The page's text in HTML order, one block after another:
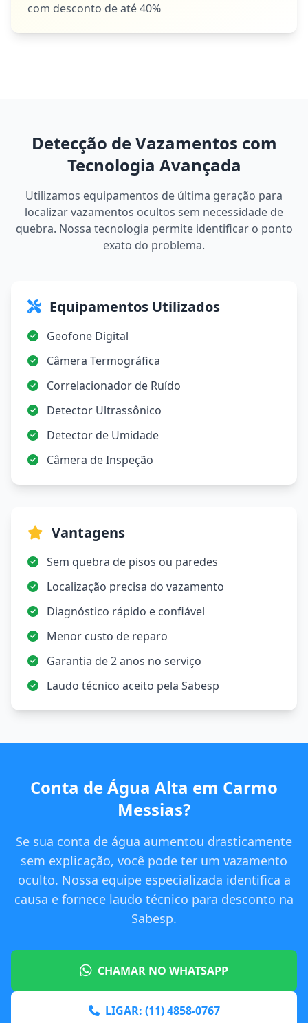
com desconto de até 40%
Detecção de Vazamentos com
Tecnologia Avançada
Utilizamos equipamentos de última geração para
localizar vazamentos ocultos sem necessidade de
quebra. Nossa tecnologia permite identificar o ponto
exato do problema.
Equipamentos Utilizados
Geofone Digital
Câmera Termográfica
Correlacionador de Ruído
Detector Ultrassônico
Detector de Umidade
Câmera de Inspeção
Vantagens
Sem quebra de pisos ou paredes
Localização precisa do vazamento
Diagnóstico rápido e confiável
Menor custo de reparo
Garantia de 2 anos no serviço
Laudo técnico aceito pela Sabesp
Conta de Água Alta em Carmo
Messias?
Se sua conta de água aumentou drasticamente
sem explicação, você pode ter um vazamento
oculto. Nossa equipe especializada identifica a
causa e fornece laudo técnico para desconto na
Sabesp.
CHAMAR NO WHATSAPP
LIGAR: (11) 4858-0767